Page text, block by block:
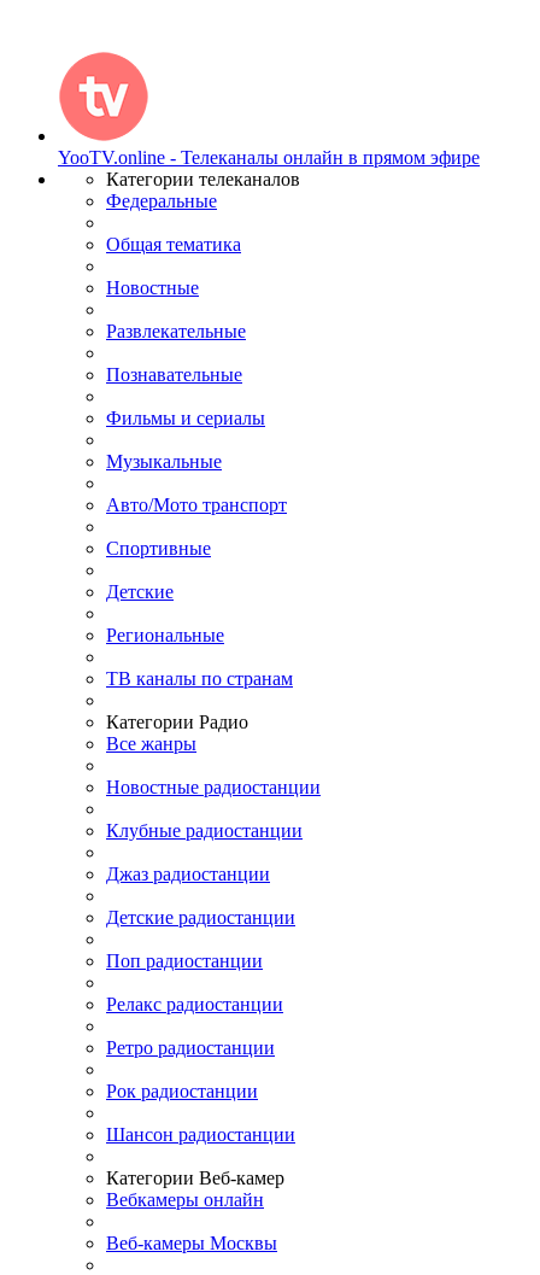
YooTV.online - Телеканалы онлайн в прямом эфире
Категории телеканалов
Федеральные
Общая тематика
Новостные
Развлекательные
Познавательные
Фильмы и сериалы
Музыкальные
Авто/Мото транспорт
Спортивные
Детские
Региональные
ТВ каналы по странам
Категории Радио
Все жанры
Новостные радиостанции
Клубные радиостанции
Джаз радиостанции
Детские радиостанции
Поп радиостанции
Релакс радиостанции
Ретро радиостанции
Рок радиостанции
Шансон радиостанции
Категории Веб-камер
Вебкамеры онлайн
Веб-камеры Москвы